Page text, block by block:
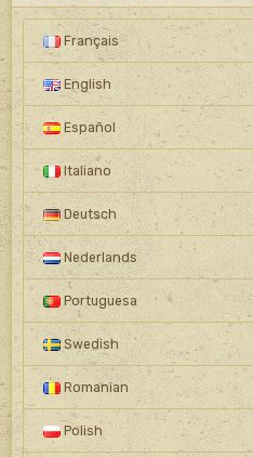
Français
English
Español
Italiano
Deutsch
Nederlands
Portuguesa
Swedish
Romanian
Polish